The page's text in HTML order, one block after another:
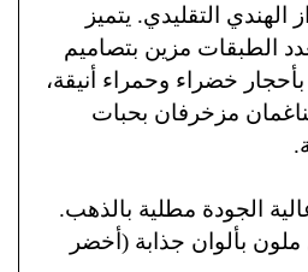
التقليدي. يتميز
الطبقات مزين بتصاميم
خضراء وحمراء أنيقة،
مزخرفان بحبات
الجودة مطلية بالذهب.
بألوان جذابة (أخضر